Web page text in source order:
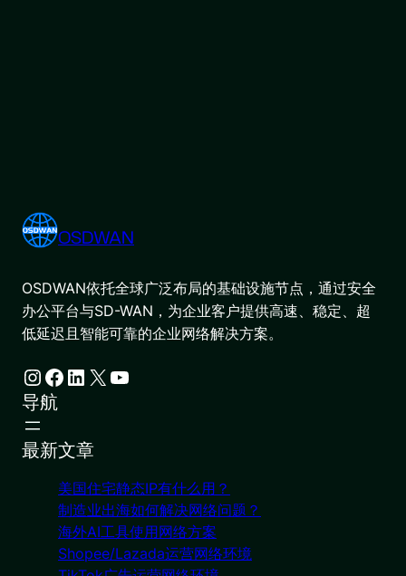
OSDWAN
OSDWAN依托全球广泛布局的基础设施节点，通过安全
办公平台与SD-WAN，为企业客户提供高速、稳定、超
低延迟且智能可靠的企业网络解决方案。
Instagram Facebook LinkedIn X YouTube
导航
最新文章
美国住宅静态IP有什么用？
制造业出海如何解决网络问题？
海外AI工具使用网络方案
Shopee/Lazada运营网络环境